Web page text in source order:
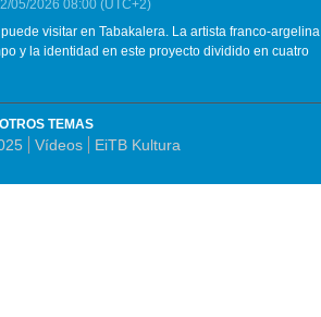
05/2026 08:00 (UTC+2)
visitar en Tabakalera. La artista franco-argelina
y la identidad en este proyecto dividido en cuatro
TEMAS
Vídeos EiTB Kultura